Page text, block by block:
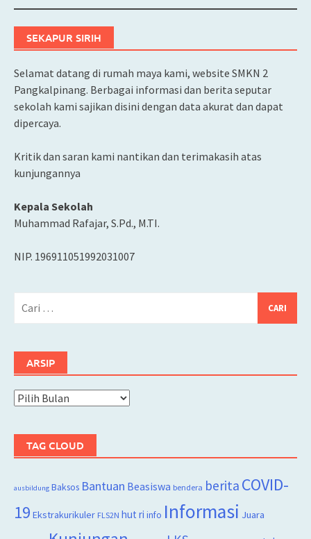
SEKAPUR SIRIH
Selamat datang di rumah maya kami, website SMKN 2
Pangkalpinang. Berbagai informasi dan berita seputar
sekolah kami sajikan disini dengan data akurat dan dapat
dipercaya.
Kritik dan saran kami nantikan dan terimakasih atas
kunjungannya
Kepala Sekolah
Muhammad Rafajar, S.Pd., M.TI.
NIP. 196911051992031007
ARSIP
Arsip
TAG CLOUD
ausbildung Baksos Bantuan Beasiswa bendera berita COVID-
19 Ekstrakurikuler FLS2N hut ri info Informasi Juara